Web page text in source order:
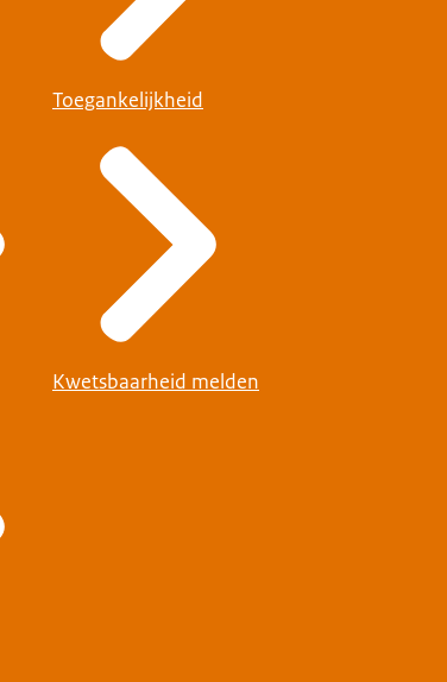
Toegankelijkheid
Kwetsbaarheid melden